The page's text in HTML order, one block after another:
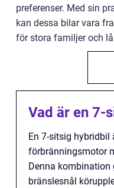
preferenser. Med sin
kan dessa bilar vara
för stora familjer och
Vad är en 7-
En 7-sitsig hybridbil
förbränningsmotor
Denna kombination
bränslesnål